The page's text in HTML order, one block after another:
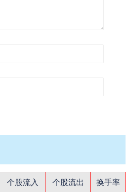
个股流入 个股流出
换手率